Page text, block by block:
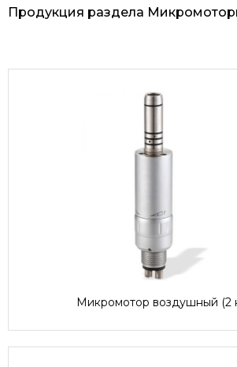
Продукция раздела
Микромотор воздушный (2